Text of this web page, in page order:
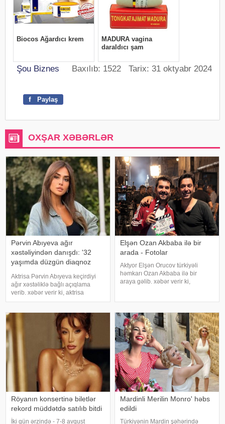
Şou Biznes Baxılıb: 1522 Tarix: 31 oktyabr 2024
f Paylaş
OXŞAR XƏBƏRLƏR
Pərvin Abıyeva ağır
xəstəliyindən danışdı: '32
yaşımda düzgün diaqnoz
Aktrisa Pərvin Abıyeva keçirdiyi
ağır xəstəliklə bağlı açıqlama
verib. xəbər verir ki, aktrisa
axlorhidriya xəstəliyindən əziyyət
diaqnoz qoyula bilmədiyini
bildirib. "Bu əməliyyat
Azərbaycand
Elşən Ozan Akbaba ilə bir
arada - Fotolar
Aktyor Elşən Orucov türkiyəli
həmkarı Ozan Akbaba ilə bir
araya gəlib. xəbər verir ki,
Elşən layihənin birinci hissəsində
d
Röyanın konsertinə biletlər
rekord müddətdə satılıb bitdi
İki gün ərzində - 7-8 avqust
Mardinli Merilin Monro' həbs
edildi
Türkiyənin Mardin şəhərində